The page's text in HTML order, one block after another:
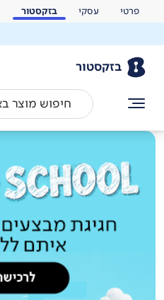
פרטי עסקי בזקסטור
בזקסטור